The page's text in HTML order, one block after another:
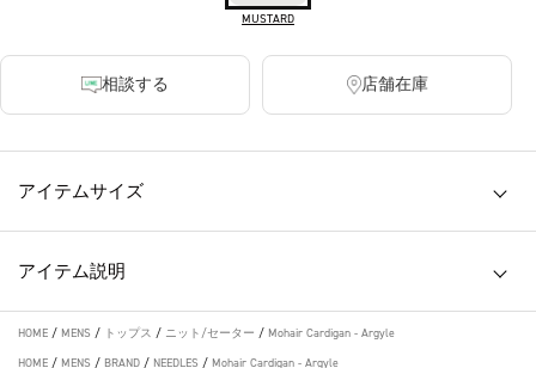
MUSTARD
相談する 店舗在庫
アイテムサイズ
アイテム説明
HOME / MENS / トップス / ニット/セーター / Mohair Cardigan - Argyle
HOME / MENS / BRAND / NEEDLES / Mohair Cardigan - Argyle